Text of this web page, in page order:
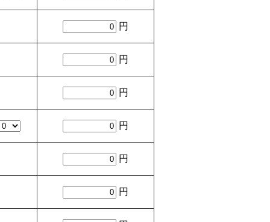
円
円
円
円
円
円